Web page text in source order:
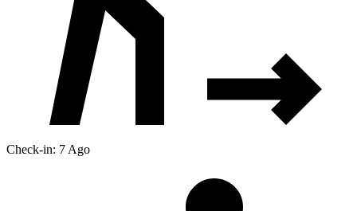
Check-in: 7 Ago